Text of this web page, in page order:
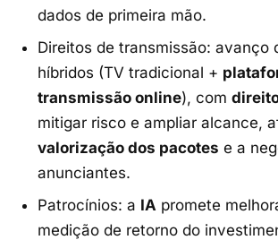
dados de primeira mão.
Direitos de transmissão: avanço
híbridos (TV tradicional +
transmissão online), com
mitigar risco e ampliar alcance,
valorização dos pacotes e a
anunciantes.
Patrocínios: a IA promete
medição de retorno do